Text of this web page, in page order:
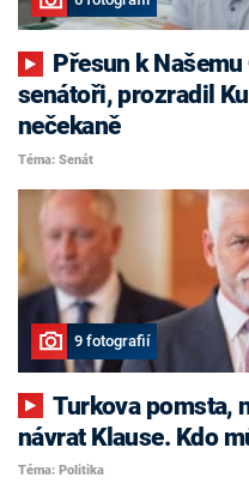
senátoři, prozradil
nečekaně
Téma: Senát
9 fotografií
Turkova pomsta, nekonfliktní Havlíček i
návrat Klause. Kdo
Téma: Politika